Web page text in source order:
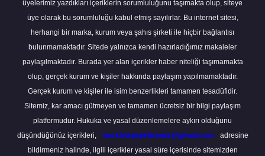
üyelerimiz yazdıkları içeriklerin sorumluluğunu taşımakta olup, siteye
üye olarak bu sorumluluğu kabul etmiş sayılırlar. Bu internet sitesi,
herhangi bir marka, kurum veya şahıs şirketi ile hiçbir bağlantısı
bulunmamaktadır. Sitede yalnızca kendi hazırladığımız makaleler
paylaşılmaktadır. Burada yer alan içerikler haber niteliği taşımamakta
olup, gerçek kurum ve kişiler hakkında paylaşım yapılmamaktadır.
Gerçek kurum ve kişiler ile isim benzerlikleri tamamen tesadüfidir.
Sitemiz, kar amacı gütmeyen ve tamamen ücretsiz bir bilgi paylaşım
platformudur. Hukuka ve yasal düzenlemelere aykırı olduğunu
düşündüğünüz içerikleri,
backlinkpanelicomtr@gmail.com
adresine
bildirmeniz halinde, ilgili içerikler yasal süre içerisinde sitemizden